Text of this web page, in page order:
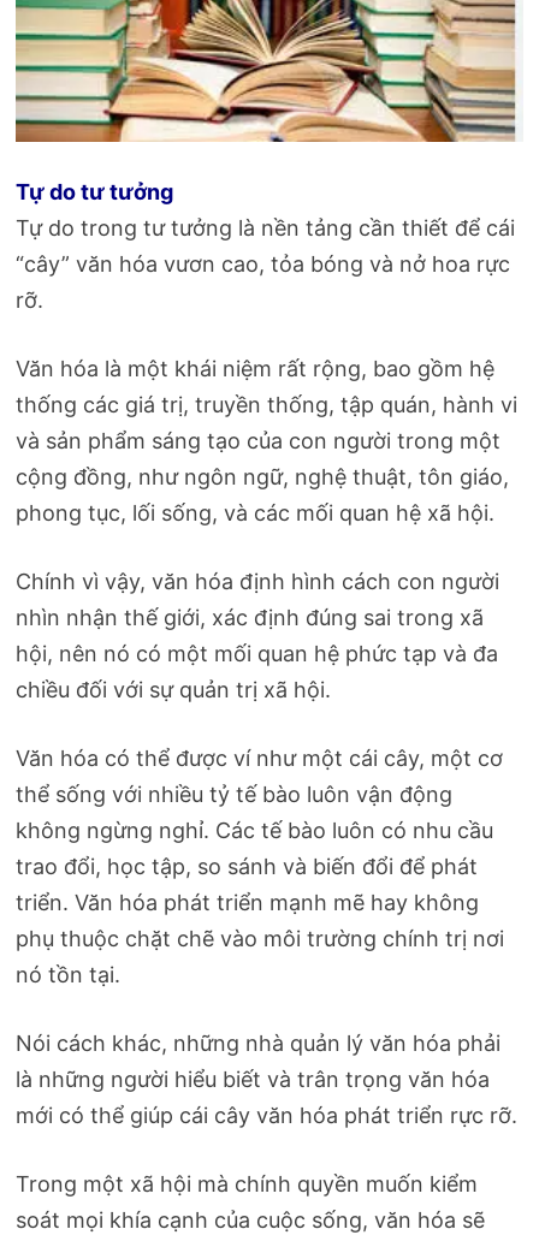
Tự do tư tưởng
Tự do trong tư tưởng là nền tảng cần thiết để cái
“cây” văn hóa vươn cao, tỏa bóng và nở hoa rực
rỡ.
Văn hóa là một khái niệm rất rộng, bao gồm hệ
thống các giá trị, truyền thống, tập quán, hành vi
và sản phẩm sáng tạo của con người trong một
cộng đồng, như ngôn ngữ, nghệ thuật, tôn giáo,
phong tục, lối sống, và các mối quan hệ xã hội.
Chính vì vậy, văn hóa định hình cách con người
nhìn nhận thế giới, xác định đúng sai trong xã
hội, nên nó có một mối quan hệ phức tạp và đa
chiều đối với sự quản trị xã hội.
Văn hóa có thể được ví như một cái cây, một cơ
thể sống với nhiều tỷ tế bào luôn vận động
không ngừng nghỉ. Các tế bào luôn có nhu cầu
trao đổi, học tập, so sánh và biến đổi để phát
triển. Văn hóa phát triển mạnh mẽ hay không
phụ thuộc chặt chẽ vào môi trường chính trị nơi
nó tồn tại.
Nói cách khác, những nhà quản lý văn hóa phải
là những người hiểu biết và trân trọng văn hóa
mới có thể giúp cái cây văn hóa phát triển rực rỡ.
Trong một xã hội mà chính quyền muốn kiểm
soát mọi khía cạnh của cuộc sống, văn hóa sẽ